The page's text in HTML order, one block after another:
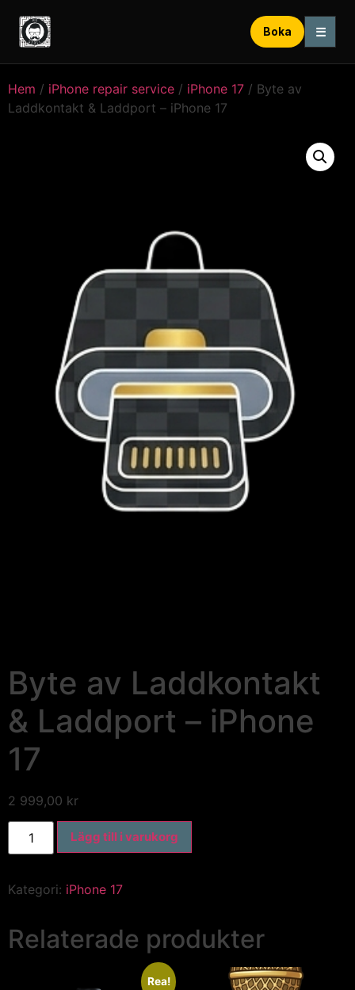
Boka ☰
Hem / iPhone repair service / iPhone 17 / Byte av
Laddkontakt & Laddport – iPhone 17
Byte av Laddkontakt
& Laddport – iPhone
17
2 999,00 kr
Lägg till i varukorg
Kategori: iPhone 17
Relaterade produkter
Rea!